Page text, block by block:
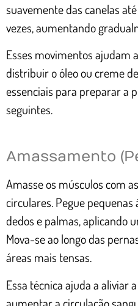
suavemente das canelas
vezes, aumentando
Esses movimentos ajudam
distribuir o óleo ou creme
essenciais para preparar a
seguintes.
Amassamento
Amasse os músculos com
circulares. Pegue
dedos e palmas, aplicando
Mova-se ao longo das
áreas mais tensas.
Essa técnica ajuda a aliviar
aumentar a circulação